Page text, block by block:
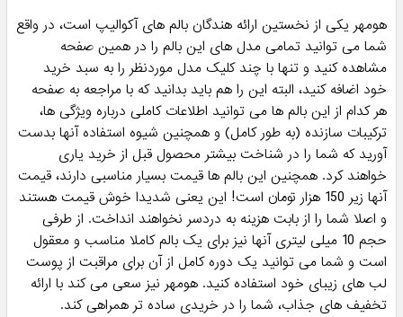
هومهر یکی از نخستین ارائه هندگان بالم های آکوالیپ است، در واقع
شما می توانید تمامی مدل های این بالم را در همین صفحه
مشاهده کنید و تنها با چند کلیک مدل موردنظر را به سبد خرید
خود اضافه کنید، البته این را هم باید بدانید که با مراجعه به صفحه
هر کدام از این بالم ها می توانید اطلاعات کاملی درباره ویژگی ها،
ترکیبات سازنده (به طور کامل) و همچنین شیوه استفاده آنها بدست
آورید که شما را در شناخت بیشتر محصول قبل از خرید یاری
خواهند کرد. همچنین این بالم ها قیمت بسیار مناسبی دارند، قیمت
آنها زیر 150 هزار تومان است! این یعنی شدیدا خوش قیمت هستند
و اصلا شما را از بابت هزینه به دردسر نخواهند انداخت. از طرفی
حجم 10 میلی لیتری آنها نیز برای یک بالم کاملا مناسب و معقول
است و شما می توانید یک دوره کامل از آن برای مراقبت از پوست
لب های زیبای خود استفاده کنید. هومهر نیز سعی می کند با ارائه
تخفیف های جذاب، شما را در خریدی ساده تر همراهی کند.